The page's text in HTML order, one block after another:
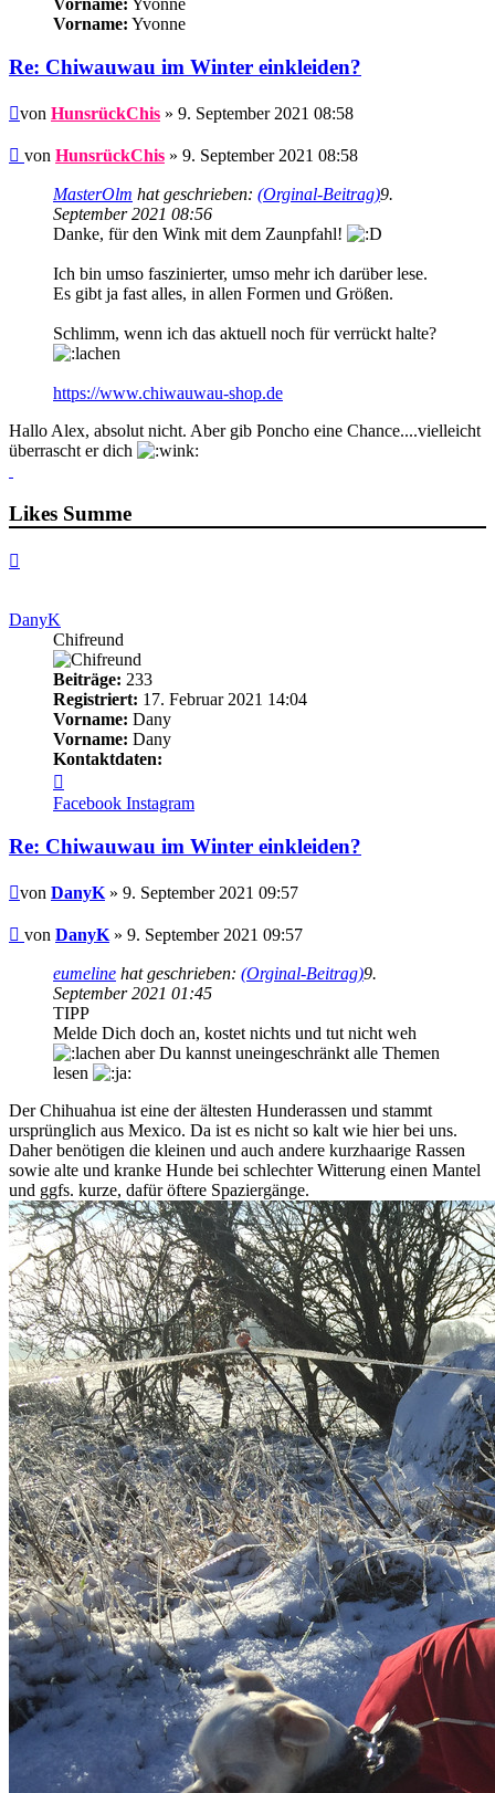
Vorname: Yvonne
Vorname: Yvonne
Re: Chiwauwau im Winter einkleiden?
Beitrag
von HunsrückChis » 9. September 2021 08:58
Beitrag
von HunsrückChis » 9. September 2021 08:58
MasterOlm hat geschrieben: (Orginal-Beitrag)9.
September 2021 08:56
Danke, für den Wink mit dem Zaunpfahl!
Ich bin umso faszinierter, umso mehr ich darüber lese.
Es gibt ja fast alles, in allen Formen und Größen.
Schlimm, wenn ich das aktuell noch für verrückt halte?
https://www.chiwauwau-shop.de
Hallo Alex, absolut nicht. Aber gib Poncho eine Chance....vielleicht
überrascht er dich
Likes Summe
DanyK
Chifreund
Beiträge: 233
Registriert: 17. Februar 2021 14:04
Vorname: Dany
Vorname: Dany
Kontaktdaten:
von
DanyK
Facebook Instagram
Re: Chiwauwau im Winter einkleiden?
Beitrag
von DanyK » 9. September 2021 09:57
Beitrag
von DanyK » 9. September 2021 09:57
eumeline hat geschrieben: (Orginal-Beitrag)9.
September 2021 01:45
TIPP
Melde Dich doch an, kostet nichts und tut nicht weh
aber Du kannst uneingeschränkt alle Themen
lesen
Der Chihuahua ist eine der ältesten Hunderassen und stammt
ursprünglich aus Mexico. Da ist es nicht so kalt wie hier bei uns.
Daher benötigen die kleinen und auch andere kurzhaarige Rassen
sowie alte und kranke Hunde bei schlechter Witterung einen Mantel
und ggfs. kurze, dafür öftere Spaziergänge.